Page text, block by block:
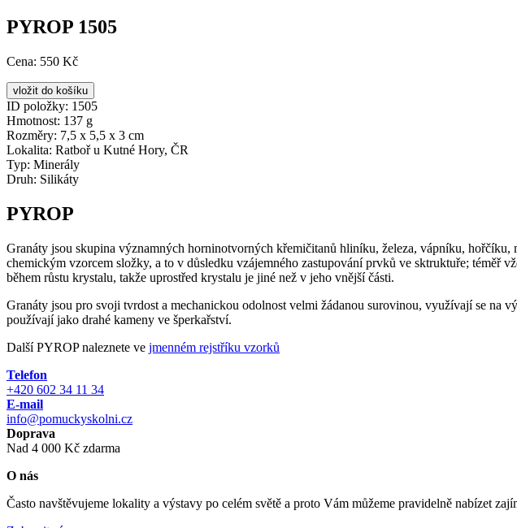
PYROP 1505
Cena: 550 Kč
ID položky: 1505
Hmotnost: 137 g
Rozměry: 7,5 x 5,5 x 3 cm
Lokalita: Ratboř u Kutné Hory, ČR
Typ: Minerály
Druh: Silikáty
PYROP
Granáty jsou skupina významných horninotvorných křemičitanů hliníku, železa, vápníku,
chemickým vzorcem složky, a to v důsledku vzájemného zastupování prvků ve sktruktuře; téměř
během růstu krystalu, takže uprostřed krystalu je jiné než v jeho vnější části.
Granáty jsou pro svoji tvrdost a mechanickou odolnost velmi žádanou surovinou, využívají se na
používají jako drahé kameny ve šperkařství.
Další PYROP naleznete ve jmenném rejstříku vzorků
Telefon
+420 602 34 11 34
E-mail
info@pomuckyskolni.cz
Doprava
Nad 4 000 Kč zdarma
O nás
Často navštěvujeme lokality a výstavy po celém světě a proto Vám můžeme pravidelně nabízet